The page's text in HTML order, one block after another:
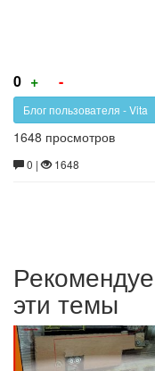
0 +
за!
-
против!
Блог пользователя - Vita
1648 просмотров
0 | 1648
эти темы